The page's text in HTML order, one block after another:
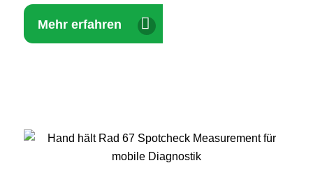
Mehr erfahren